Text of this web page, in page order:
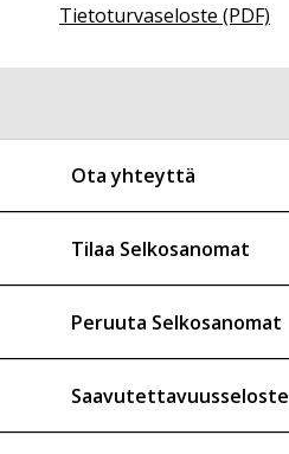
Tietoturvaseloste (PDF)
Ota yhteyttä
Tilaa Selkosanomat
Peruuta Selkosanomat
Saavutettavuusseloste